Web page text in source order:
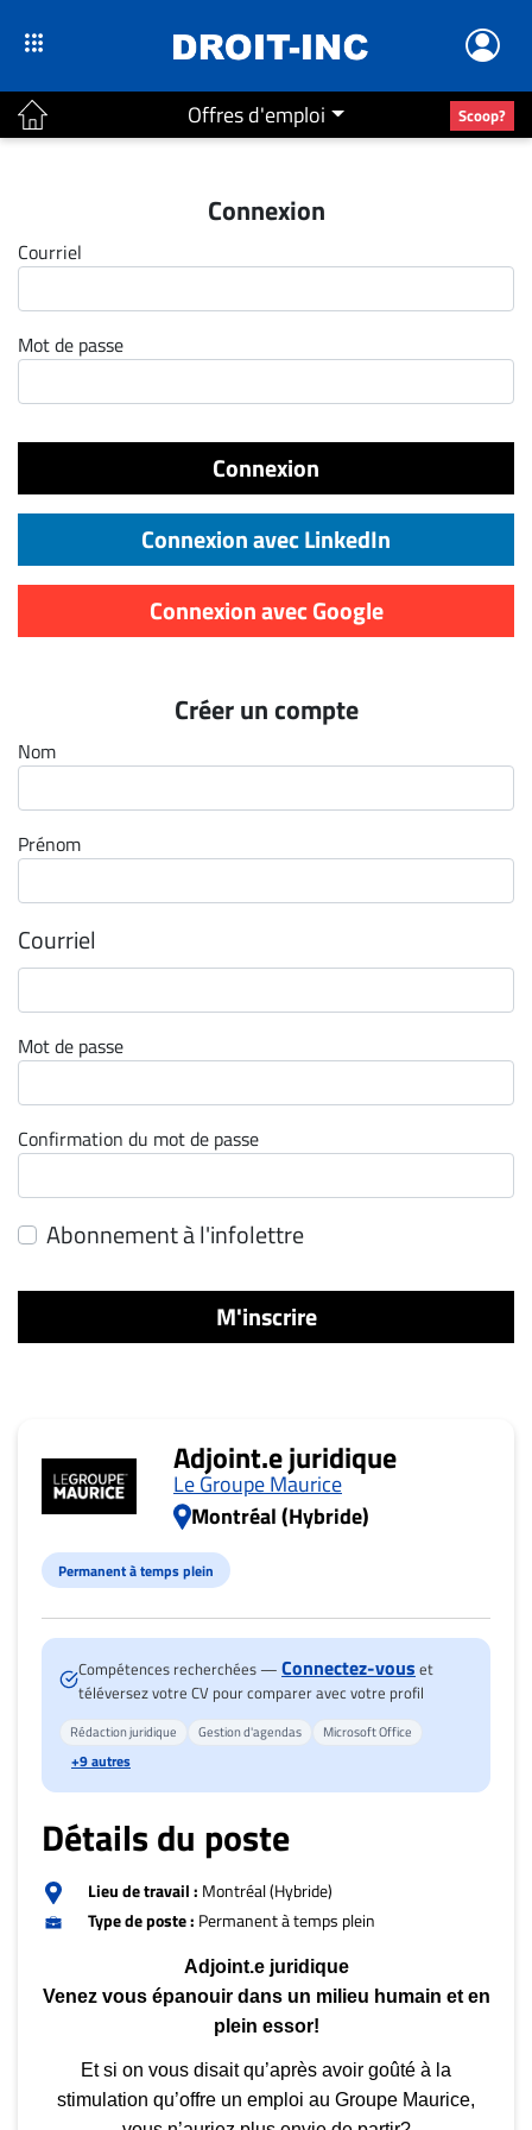
Offres d'emploi Scoop?
En
Nominations
Bureaux
Conseillers
Carrière
CARRIÈRE
ET
ET
JURISTES
Offres
Formation
Continue
Métiers
Scoop?
CABINETS
Espace
entreprises
Page
Publier
emploi
recrutements
TROUVEZ-
NOUS
propos
Infolettre
S’abonner
Politique de
Connexion
Courriel
Mot de passe
Connexion
Connexion avec LinkedIn
Connexion avec Google
Créer un compte
Nom
Prénom
Courriel
Mot de passe
Confirmation du mot de passe
Abonnement à l'infolettre
M'inscrire
Adjoint.e juridique
Le Groupe Maurice
Montréal (Hybride)
Permanent à temps plein
Compétences recherchées — Connectez-vous et
téléversez votre CV pour comparer avec votre profil
Rédaction juridique Gestion d'agendas Microsoft Office
+9 autres
Détails du poste
Lieu de travail : Montréal (Hybride)
Type de poste : Permanent à temps plein
Adjoint.e juridique
Venez vous épanouir dans un milieu humain et en
plein essor!
Et si on vous disait qu’après avoir goûté à la
stimulation qu’offre un emploi au Groupe Maurice,